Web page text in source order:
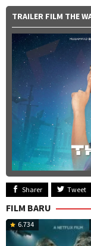
TRAILER FILM THE
Sharer Tweet
FILM BARU
6.734